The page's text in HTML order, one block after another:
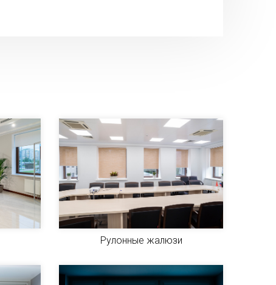
Рулонные жалюзи